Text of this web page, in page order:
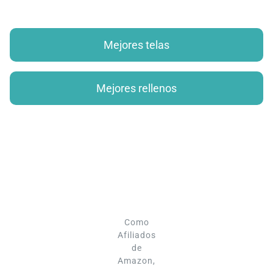
Mejores telas
Mejores rellenos
Como
Afiliados
de
Amazon,